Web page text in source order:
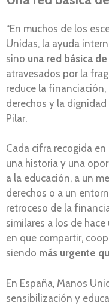
“En muchos de los
Unidas, la ayuda
sino una red básica
atravesados por la
reduce la
derechos y la
Pilar.
Cada cifra recogida
una historia y una
a la educación, a un
derechos o a un
retroceso de la
similares a los de
en que compartir,
siendo más urgente
En España, Manos
sensibilización y